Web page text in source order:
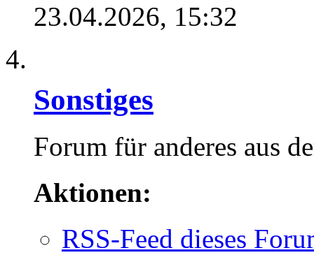
23.04.2026, 15:32
Sonstiges
Forum für anderes aus
Aktionen:
RSS-Feed dieses